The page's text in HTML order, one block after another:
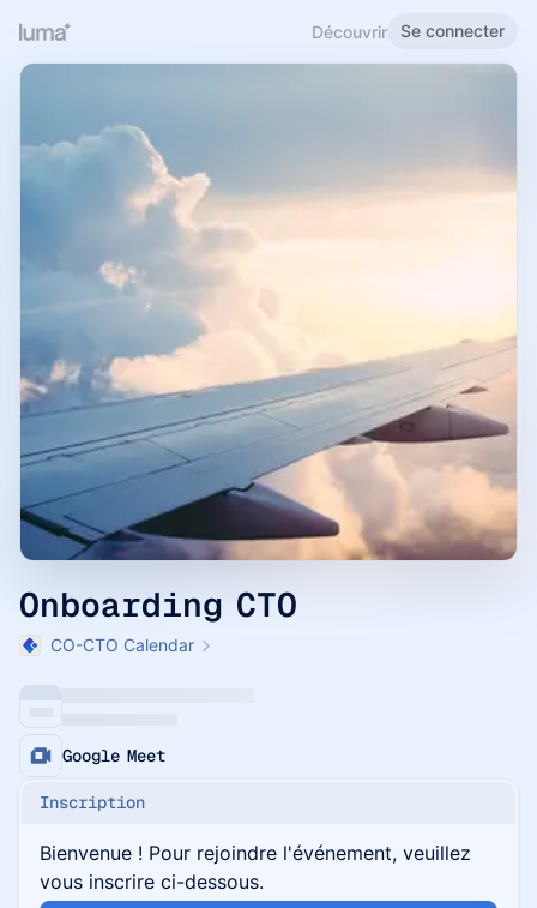
Découvrir Se connecter
Onboarding CTO
CO-CTO Calendar
Google Meet
Inscription
Bienvenue ! Pour rejoindre l'événement, veuillez
vous inscrire ci-dessous.